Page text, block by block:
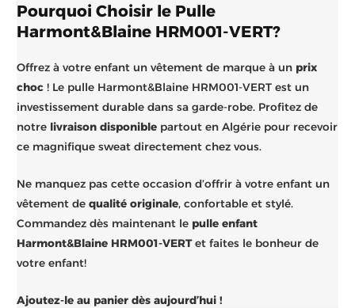
Pourquoi Choisir le Pulle
Harmont&Blaine HRM001-VERT?
Offrez à votre enfant un vêtement de marque à un prix
choc ! Le pulle Harmont&Blaine HRM001-VERT est un
investissement durable dans sa garde-robe. Profitez de
notre livraison disponible partout en Algérie pour recevoir
ce magnifique sweat directement chez vous.
Ne manquez pas cette occasion d’offrir à votre enfant un
vêtement dequalité originale, confortable et stylé.
Commandez dès maintenant le pulle enfant
Harmont&Blaine HRM001-VERTet faites le bonheur de
votre enfant!
Ajoutez-le au panier dès aujourd’hui !